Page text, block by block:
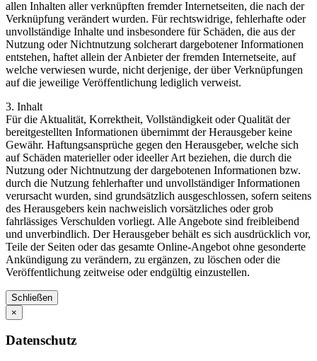
allen Inhalten aller verknüpften fremder Internetseiten, die nach der
Verknüpfung verändert wurden. Für rechtswidrige, fehlerhafte oder
unvollständige Inhalte und insbesondere für Schäden, die aus der
Nutzung oder Nichtnutzung solcherart dargebotener Informationen
entstehen, haftet allein der Anbieter der fremden Internetseite, auf
welche verwiesen wurde, nicht derjenige, der über Verknüpfungen
auf die jeweilige Veröffentlichung lediglich verweist.
3. Inhalt
Für die Aktualität, Korrektheit, Vollständigkeit oder Qualität der
bereitgestellten Informationen übernimmt der Herausgeber keine
Gewähr. Haftungsansprüche gegen den Herausgeber, welche sich
auf Schäden materieller oder ideeller Art beziehen, die durch die
Nutzung oder Nichtnutzung der dargebotenen Informationen bzw.
durch die Nutzung fehlerhafter und unvollständiger Informationen
verursacht wurden, sind grundsätzlich ausgeschlossen, sofern seitens
des Herausgebers kein nachweislich vorsätzliches oder grob
fahrlässiges Verschulden vorliegt. Alle Angebote sind freibleibend
und unverbindlich. Der Herausgeber behält es sich ausdrücklich vor,
Teile der Seiten oder das gesamte Online-Angebot ohne gesonderte
Ankündigung zu verändern, zu ergänzen, zu löschen oder die
Veröffentlichung zeitweise oder endgültig einzustellen.
Schließen
×
Datenschutz